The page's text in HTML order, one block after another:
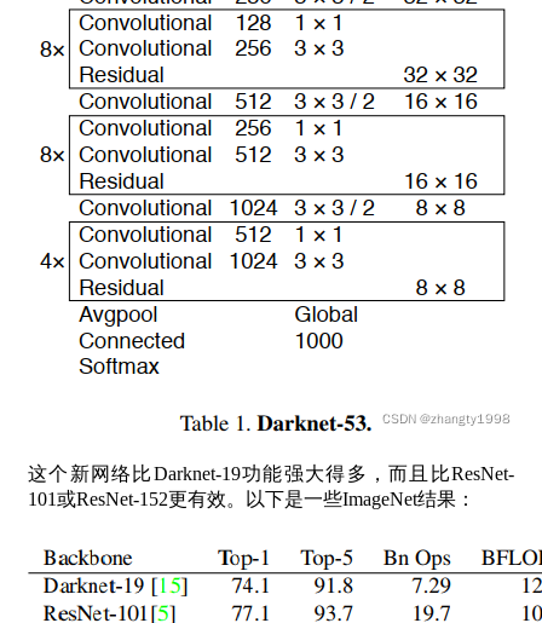
这个新网络比Darknet-19功能强大得多，而且比ResNet-
101或ResNet-152更有效。以下是一些ImageNet结果：